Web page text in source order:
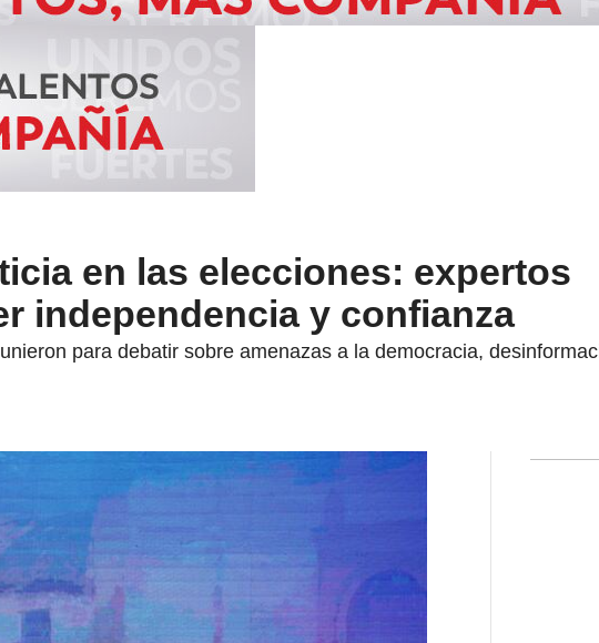
en las elecciones: expertos
independencia y confianza
para debatir sobre amenazas a la democracia,